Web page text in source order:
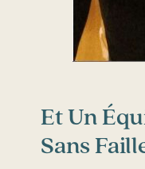
Et Un
Sans